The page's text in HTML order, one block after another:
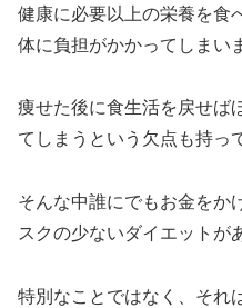
健康に必要以上の栄養を食
体に負担がかかってしまい
痩せた後に食生活を戻せば
てしまうという欠点も持っ
そんな中誰にでもお金をか
スクの少ないダイエットが
特別なことではなく、それ